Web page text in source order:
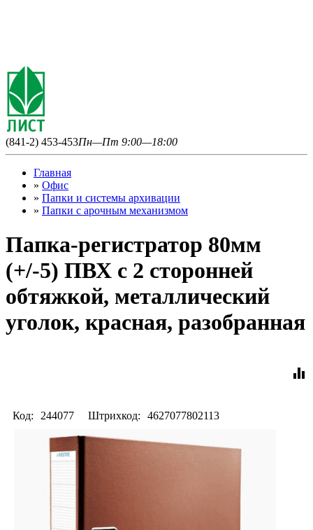
(841-2) 453-453Пн—Пт 9:00—18:00
Главная
» Офис
» Папки и системы архивации
» Папки с арочным механизмом
Папка-регистратор 80мм
(+/-5) ПВХ с 2 сторонней
обтяжкой, металлический
уголок, красная, разобранная
equalizer
Код: 244077 Штрихкод: 4627077802113